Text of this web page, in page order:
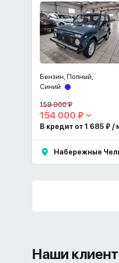
Бензин, Полный,
Синий
159 000 ₽
154 000 ₽
В кредит от 1 685 ₽ /
Набережные
Наши